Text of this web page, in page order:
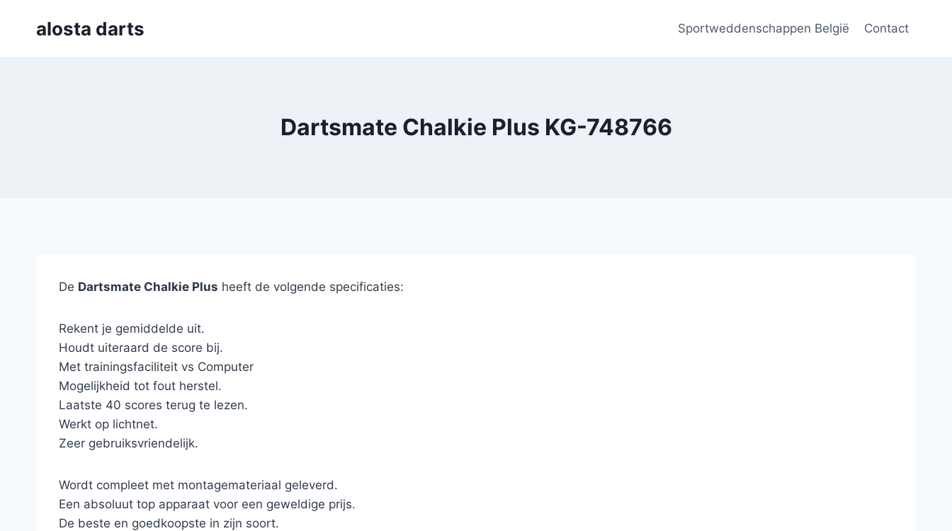
alosta darts Sportweddenschappen België Contact
Dartsmate Chalkie Plus KG-748766
De Dartsmate Chalkie Plus heeft de volgende specificaties:
Rekent je gemiddelde uit.
Houdt uiteraard de score bij.
Met trainingsfaciliteit vs Computer
Mogelijkheid tot fout herstel.
Laatste 40 scores terug te lezen.
Werkt op lichtnet.
Zeer gebruiksvriendelijk.
Wordt compleet met montagemateriaal geleverd.
Een absoluut top apparaat voor een geweldige prijs.
De beste en goedkoopste in zijn soort.